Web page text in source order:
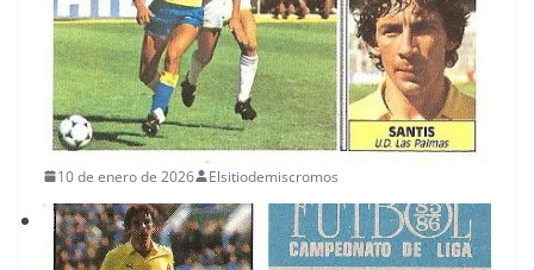
10 de enero de 2026 Elsitiodemiscromos